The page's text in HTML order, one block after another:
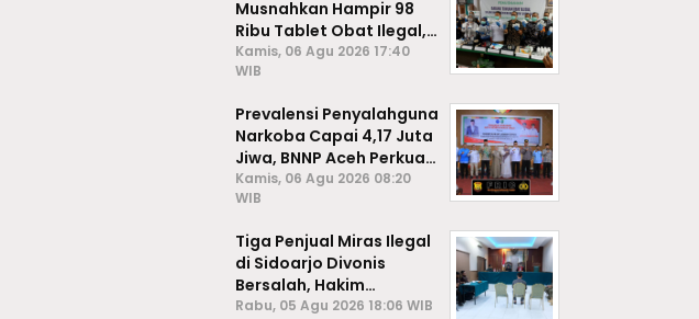
Musnahkan Hampir 98
Ribu Tablet Obat Ilegal,
Cegah Penyalahgunaan
di Kalangan Pelajar
Kamis, 06 Agu 2026 17:40
WIB
Prevalensi Penyalahguna
Narkoba Capai 4,17 Juta
Jiwa, BNNP Aceh Perkuat
P4GN di Subulussalam
Kamis, 06 Agu 2026 08:20
WIB
Tiga Penjual Miras Ilegal
di Sidoarjo Divonis
Bersalah, Hakim
Jatuhkan Denda hingga
Rabu, 05 Agu 2026 18:06 WIB